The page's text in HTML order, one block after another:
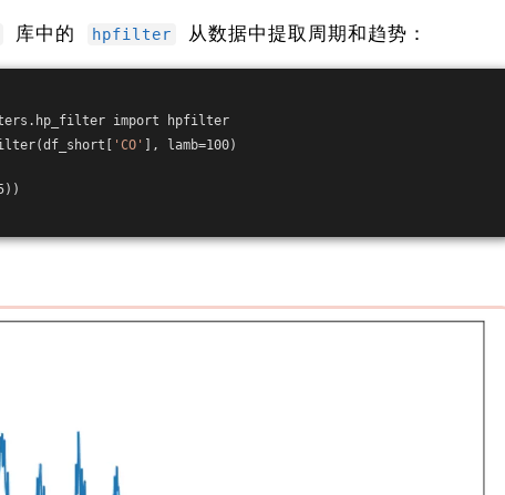
库中的 hpfilter 从数据中提取周期和趋势：
import hpfilter
'CO' ], lamb=100)